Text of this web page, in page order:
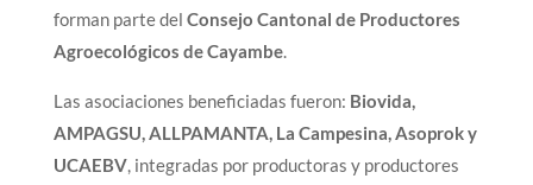
forman parte del Consejo Cantonal de Productores
Agroecológicos de Cayambe.
Las asociaciones beneficiadas fueron: Biovida,
AMPAGSU, ALLPAMANTA, La Campesina, Asoprok y
UCAEBV, integradas por productoras y productores